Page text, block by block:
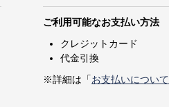
ご利用可能なお支払い方法
クレジットカード
代金引換
※詳細は「お支払いについて